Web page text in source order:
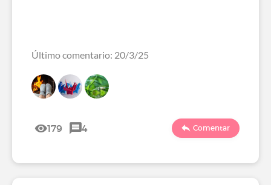
Último comentario: 20/3/25
179 4 Comentar